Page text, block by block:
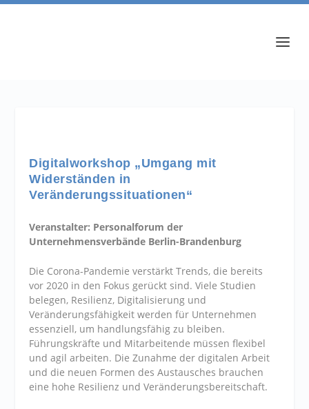
Digitalworkshop „Umgang mit
Widerständen in
Veränderungssituationen“
Veranstalter: Personalforum der
Unternehmensverbände Berlin-Brandenburg
Die Corona-Pandemie verstärkt Trends, die bereits
vor 2020 in den Fokus gerückt sind. Viele Studien
belegen, Resilienz, Digitalisierung und
Veränderungsfähigkeit werden für Unternehmen
essenziell, um handlungsfähig zu bleiben.
Führungskräfte und Mitarbeitende müssen flexibel
und agil arbeiten. Die Zunahme der digitalen Arbeit
und die neuen Formen des Austausches brauchen
eine hohe Resilienz und Veränderungsbereitschaft.